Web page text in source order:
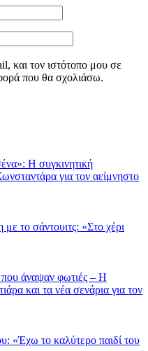
και τον ιστότοπο μου σε
που θα σχολιάσω.
Η συγκινητική
για τον αείμνηστο
το σάντουιτς: «Στο χέρι
άναψαν φωτιές – Η
και τα νέα σενάρια για τον
«Έχω το καλύτερο παιδί του